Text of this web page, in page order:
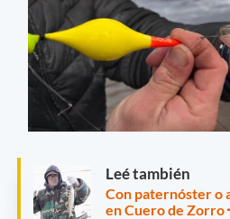
Leé también
Con paternóster o
en Cuero de Zorro